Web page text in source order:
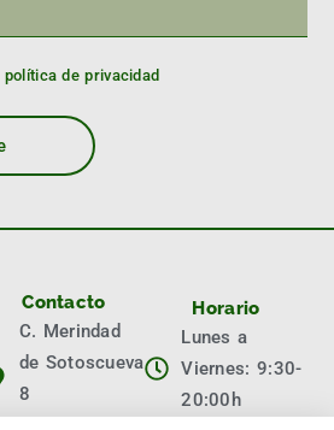
política de privacidad
Contacto
C. Merindad
de Sotoscueva
8
Horario
Lunes a
Viernes: 9:30-
20:00h